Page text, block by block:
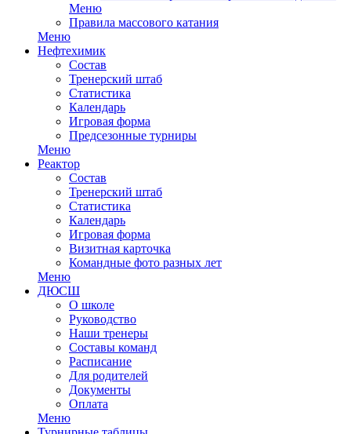
Меню
Правила массового катания
Меню
Нефтехимик
Состав
Тренерский штаб
Статистика
Календарь
Игровая форма
Предсезонные турниры
Меню
Реактор
Состав
Тренерский штаб
Статистика
Календарь
Игровая форма
Визитная карточка
Командные фото разных лет
Меню
ДЮСШ
О школе
Руководство
Наши тренеры
Составы команд
Расписание
Для родителей
Документы
Оплата
Меню